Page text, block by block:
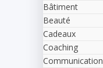
Bâtiment
Beauté
Cadeaux
Coaching
Communication